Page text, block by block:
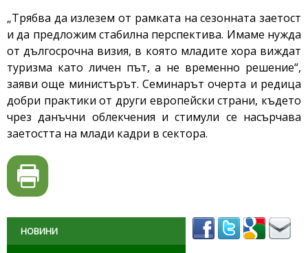
„Трябва да излезем от рамката на сезонната заетост
и да предложим стабилна перспектива. Имаме нужда
от дългосрочна визия, в която младите хора виждат
туризма като личен път, а не временно решение“,
заяви още министърът. Семинарът очерта и редица
добри практики от други европейски страни, където
чрез данъчни облекчения и стимули се насърчава
заетостта на млади кадри в сектора.
НОВИНИ